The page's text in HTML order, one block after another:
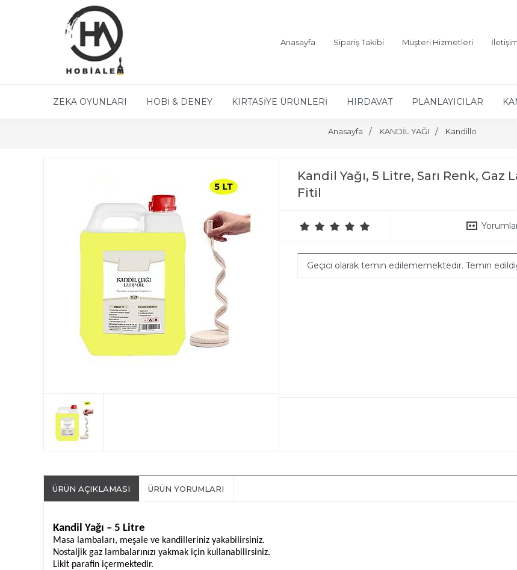
Anasayfa Sipariş Takibi Müşteri Hizmetleri
ZEKA OYUNLARI HOBİ & DENEY KIRTASİYE ÜRÜNLERİ HIRDAVAT PLANLAYICILAR
Anasayfa KANDİL YAĞI Kandillo
Kandil Yağı, 5 Litre, Sarı Renk, Gaz
Fitil
Geçici olarak temin edilememektedir. Temin
ÜRÜN AÇIKLAMASI ÜRÜN YORUMLARI
Kandil Yağı – 5 Litre
Masa lambaları, meşale ve kandilleriniz yakabilirsiniz.
Nostaljik gaz lambalarınızı yakmak için kullanabilirsiniz.
Likit parafin içermektedir.